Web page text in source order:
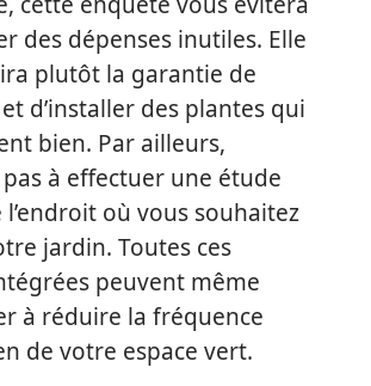
des dépenses inutiles. Elle
plutôt la garantie de
d’installer des plantes qui
bien. Par ailleurs,
pas à effectuer une étude
l’endroit où vous souhaitez
jardin. Toutes ces
peuvent même
à réduire la fréquence
de votre espace vert.